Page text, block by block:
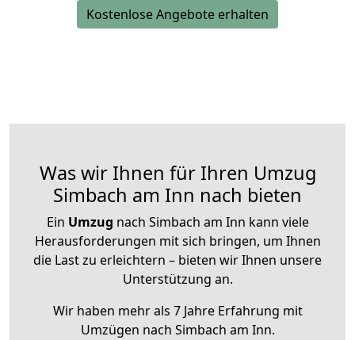
Kostenlose Angebote erhalten
Was wir Ihnen für Ihren Umzug
Simbach am Inn nach bieten
Ein Umzug nach Simbach am Inn kann viele
Herausforderungen mit sich bringen, um Ihnen
die Last zu erleichtern – bieten wir Ihnen unsere
Unterstützung an.
Wir haben mehr als 7 Jahre Erfahrung mit
Umzügen nach Simbach am Inn.